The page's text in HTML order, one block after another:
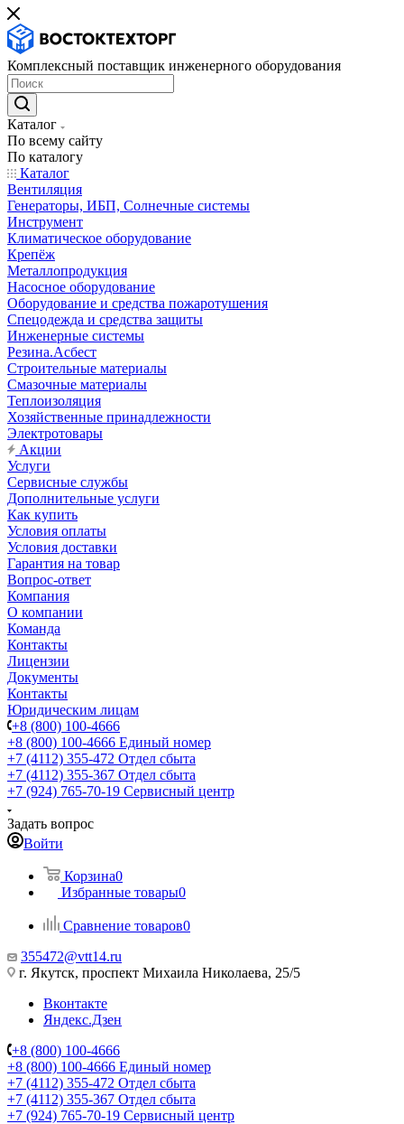
Комплексный поставщик инженерного оборудования
Каталог
По всему сайту
По каталогу
Каталог
Вентиляция
Генераторы, ИБП, Солнечные системы
Инструмент
Климатическое оборудование
Крепёж
Металлопродукция
Насосное оборудование
Оборудование и средства пожаротушения
Спецодежда и средства защиты
Инженерные системы
Резина.Асбест
Строительные материалы
Смазочные материалы
Теплоизоляция
Хозяйственные принадлежности
Электротовары
Акции
Услуги
Сервисные службы
Дополнительные услуги
Как купить
Условия оплаты
Условия доставки
Гарантия на товар
Вопрос-ответ
Компания
О компании
Команда
Контакты
Лицензии
Документы
Контакты
Юридическим лицам
+8 (800) 100-4666
+8 (800) 100-4666 Единый номер
+7 (4112) 355-472 Отдел сбыта
+7 (4112) 355-367 Отдел сбыта
+7 (924) 765-70-19 Сервисный центр
Задать вопрос
Войти
Корзина0
Избранные товары0
Сравнение товаров0
355472@vtt14.ru
г. Якутск, проспект Михаила Николаева, 25/5
Вконтакте
Яндекс.Дзен
+8 (800) 100-4666
+8 (800) 100-4666 Единый номер
+7 (4112) 355-472 Отдел сбыта
+7 (4112) 355-367 Отдел сбыта
+7 (924) 765-70-19 Сервисный центр